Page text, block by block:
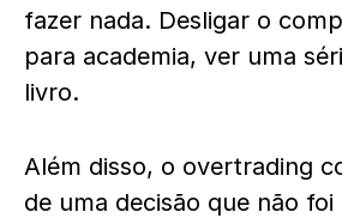
fazer nada. Desligar o
para academia, ver uma
livro.
Além disso, o overtrading
de uma decisão que não foi